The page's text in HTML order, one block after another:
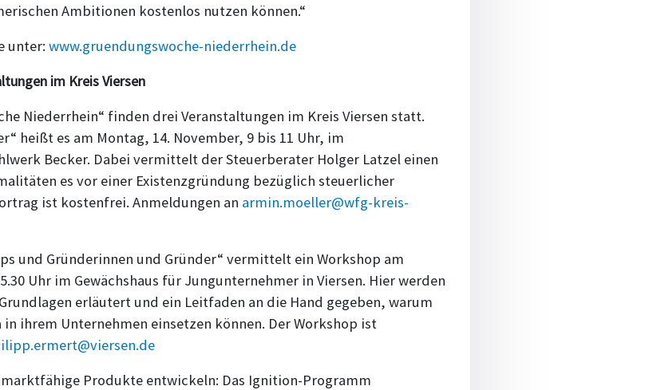
Ambitionen kostenlos nutzen können.“
unter: www.gruendungswoche-niederrhein.de
im Kreis Viersen
Niederrhein“ finden drei Veranstaltungen im Kreis Viersen statt.
heißt es am Montag, 14. November, 9 bis 11 Uhr, im
Becker. Dabei vermittelt der Steuerberater Holger Latzel einen
es vor einer Existenzgründung bezüglich steuerlicher
ist kostenfrei. Anmeldungen an armin.moeller@wfg-kreis-
und Gründerinnen und Gründer“ vermittelt ein Workshop am
Uhr im Gewächshaus für Jungunternehmer in Viersen. Hier werden
erläutert und ein Leitfaden an die Hand gegeben, warum
ihrem Unternehmen einsetzen können. Der Workshop ist
Produkte entwickeln: Das Ignition-Programm